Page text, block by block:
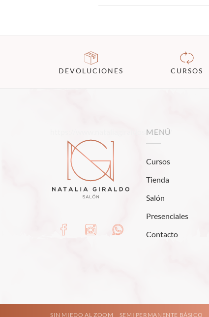
DEVOLUCIONES CURSOS
https://www.nataliagiraldosalon.co/
MENÚ
Cursos
Tienda
Salón
Presenciales
Contacto
SIN MIEDO AL ZOOM SEMI PERMANENTE BÁSICO